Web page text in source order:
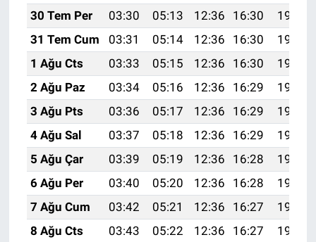
30 Tem Per
03:30 05:13 12:36 16:30
19:50
31 Tem Cum
03:31 05:14 12:36 16:30
19:48
1 Ağu Cts
03:33 05:15 12:36 16:30
19:47
2 Ağu Paz
03:34 05:16 12:36 16:29
19:46
3 Ağu Pts
03:36 05:17 12:36 16:29
19:45
4 Ağu Sal
03:37 05:18 12:36 16:29
19:44
5 Ağu Çar
03:39 05:19 12:36 16:28
19:43
6 Ağu Per
03:40 05:20 12:36 16:28
19:42
7 Ağu Cum
03:42 05:21 12:36 16:27
19:41
8 Ağu Cts
03:43 05:22 12:36 16:27
19:40